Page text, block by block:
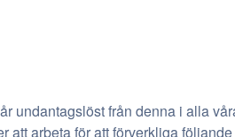
undantagslöst från denna i alla
att arbeta för att förverkliga